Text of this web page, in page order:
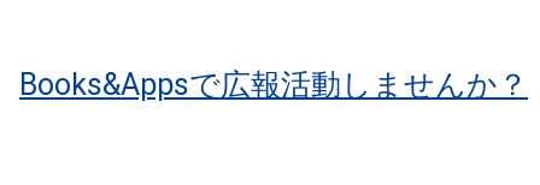
Books&Appsで広報活動しませんか？